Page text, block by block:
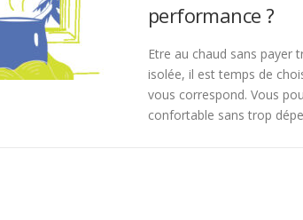
performance ?
Etre au chaud sans payer
isolée, il est temps de
vous correspond. Vous
confortable sans trop